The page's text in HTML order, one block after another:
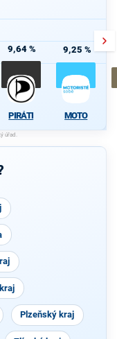
9,64 %
PIRÁTI
9,25 %
MOTO
Plzeňský kraj